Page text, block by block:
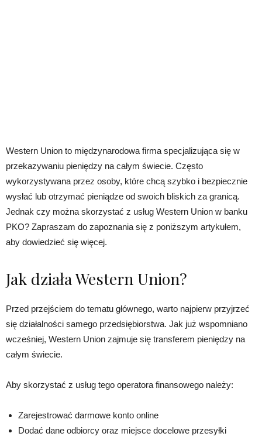
Western Union to międzynarodowa firma specjalizująca się w
przekazywaniu pieniędzy na całym świecie. Często
wykorzystywana przez osoby, które chcą szybko i bezpiecznie
wysłać lub otrzymać pieniądze od swoich bliskich za granicą.
Jednak czy można skorzystać z usług Western Union w banku
PKO? Zapraszam do zapoznania się z poniższym artykułem,
aby dowiedzieć się więcej.
Jak działa Western Union?
Przed przejściem do tematu głównego, warto najpierw przyjrzeć
się działalności samego przedsiębiorstwa. Jak już wspomniano
wcześniej, Western Union zajmuje się transferem pieniędzy na
całym świecie.
Aby skorzystać z usług tego operatora finansowego należy:
Zarejestrować darmowe konto online
Dodać dane odbiorcy oraz miejsce docelowe przesyłki